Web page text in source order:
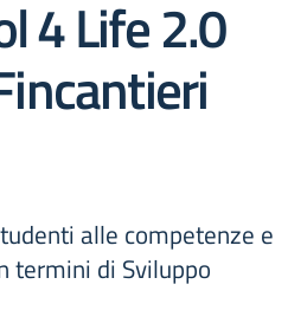
4 Life 2.0
alle competenze e
termini di Sviluppo